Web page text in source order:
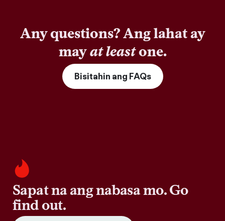
Any questions? Ang lahat ay
mayat leastone.
Bisitahin ang FAQs
Sapat na ang nabasa mo. Go
find out.